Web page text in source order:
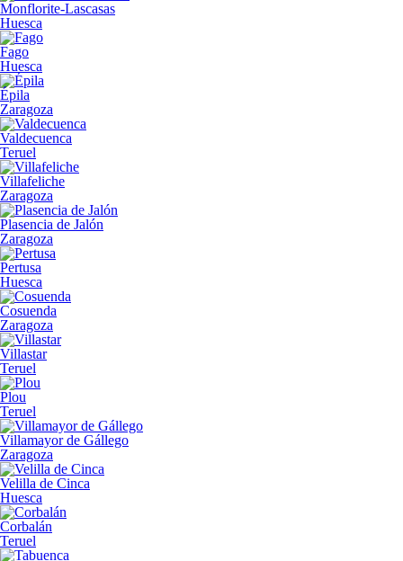
Monflorite-Lascasas
Huesca
Fago
Huesca
Épila
Zaragoza
Valdecuenca
Teruel
Villafeliche
Zaragoza
Plasencia de Jalón
Zaragoza
Pertusa
Huesca
Cosuenda
Zaragoza
Villastar
Teruel
Plou
Teruel
Villamayor de Gállego
Zaragoza
Velilla de Cinca
Huesca
Corbalán
Teruel